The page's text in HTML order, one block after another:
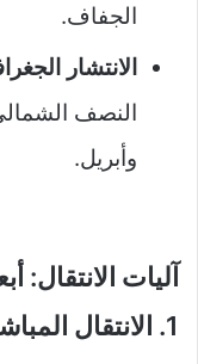
الجفاف.
الانتشار
النصف
وأبريل.
آليات
1. الانتقال المباشر: